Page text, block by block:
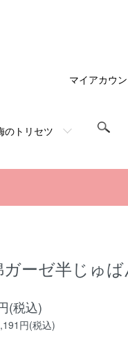
のトリセツ
マイアカウン
ガーゼ半じゅ
(税込)
円(税込)